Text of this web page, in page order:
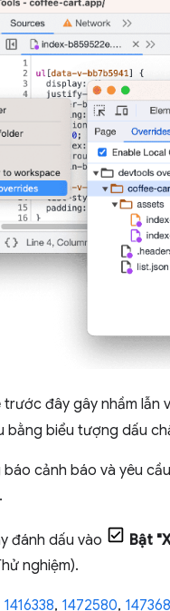
trước đây gây nhầm lẫn
biểu tượng dấu
cảnh báo và yêu
đánh dấu vào Bật
nghiệm).
1416338, 1472580,